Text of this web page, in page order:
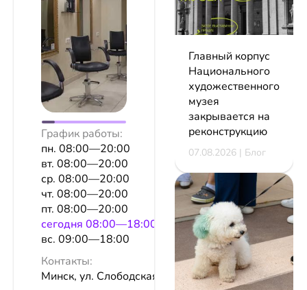
График работы:
пн. 08:00—20:00
вт. 08:00—20:00
ср. 08:00—20:00
чт. 08:00—20:00
пт. 08:00—20:00
сeгодня 08:00—18:00
вс. 09:00—18:00
Контакты:
Минск, ул. Слободская, 95
Главный корпус
Национального
художественного
музея
закрывается на
реконструкцию
07.08.2026 | Блог